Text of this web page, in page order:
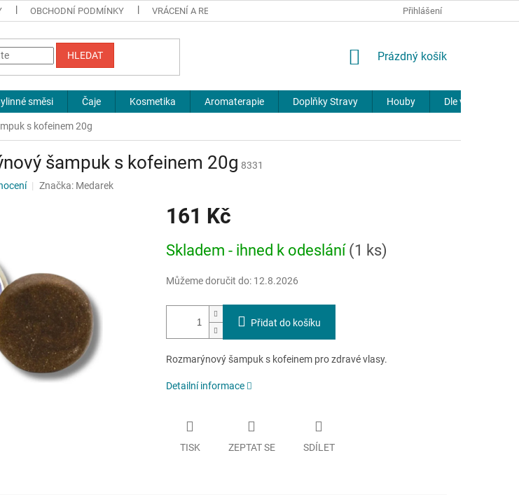
OBCHODNÍ PODMÍNKY VRÁCENÍ A REKLAMACE JOURNAL
Přihlášení
HLEDAT
NÁKUPNÍ
Prázdný košík
směsi Čaje Kosmetika Aromaterapie Doplňky Stravy Houby Dle výrobců
s kofeinem 20g
šampuk s kofeinem 20g 8331
Značka: Medarek
161 Kč
cena:
Skladem - ihned k odeslání (1 ks)
Můžeme doručit do: 12.8.2026
Přidat do košíku
Rozmarýnový šampuk s kofeinem pro zdravé vlasy.
Detailní informace
TISK ZEPTAT SE SDÍLET